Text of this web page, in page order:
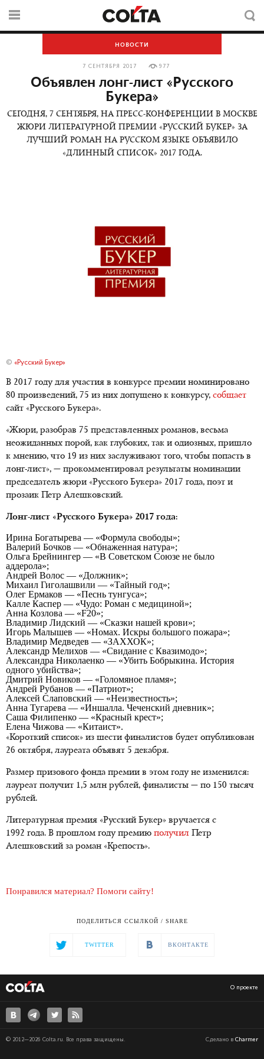
НОВОСТИ
7 СЕНТЯБРЯ 2017 977
Объявлен лонг-лист «Русского
Букера»
СЕГОДНЯ, 7 СЕНТЯБРЯ, НА ПРЕСС-КОНФЕРЕНЦИИ В МОСКВЕ
ЖЮРИ ЛИТЕРАТУРНОЙ ПРЕМИИ «РУССКИЙ БУКЕР» ЗА
ЛУЧШИЙ РОМАН НА РУССКОМ ЯЗЫКЕ ОБЪЯВИЛО
«ДЛИННЫЙ СПИСОК» 2017 ГОДА.
© «Русский Букер»
В 2017 году для участия в конкурсе премии номинировано
80 произведений, 75 из них допущено к конкурсу, собщает
сайт «Русского Букера».
«Жюри, разобрав 75 представленных романов, весьма
неожиданных порой, как глубоких, так и одиозных, пришло
к мнению, что 19 из них заслуживают того, чтобы попасть в
лонг-лист», — прокомментировал результаты номинации
председатель жюри «Русского Букера» 2017 года, поэт и
прозаик Петр Алешковский.
Лонг-лист «Русского Букера» 2017 года:
Ирина Богатырева — «Формула свободы»;
Валерий Бочков — «Обнаженная натура»;
Ольга Брейнингер — «В Советском Союзе не было
аддерола»;
Андрей Волос — «Должник»;
Михаил Гиголашвили — «Тайный год»;
Олег Ермаков — «Песнь тунгуса»;
Калле Каспер — «Чудо: Роман с медициной»;
Анна Козлова — «F20»;
Владимир Лидский — «Сказки нашей крови»;
Игорь Малышев — «Номах. Искры большого пожара»;
Владимир Медведев — «ЗАХХОК»;
Александр Мелихов — «Свидание с Квазимодо»;
Александра Николаенко — «Убить Бобрыкина. История
одного убийства»;
Дмитрий Новиков — «Голомяное пламя»;
Андрей Рубанов — «Патриот»;
Алексей Слаповский — «Неизвестность»;
Анна Тугарева — «Иншалла. Чеченский дневник»;
Саша Филипенко — «Красный крест»;
Елена Чижова — «Китаист».
«Короткий список» из шести финалистов будет опубликован
26 октября, лауреата объявят 5 декабря.
Размер призового фонда премии в этом году не изменился:
лауреат получит 1,5 млн рублей, финалисты — по 150 тысяч
рублей.
Литературная премия «Русский Букер» вручается с
1992 года. В прошлом году премию получил Петр
Алешковский за роман «Крепость».
Понравился материал? Помоги сайту!
ПОДЕЛИТЬСЯ ССЫЛКОЙ / SHARE
TWITTER ВКОНТАКТЕ
О проекте
© 2012—2026 Colta.ru. Все права защищены. Сделано в Charmer